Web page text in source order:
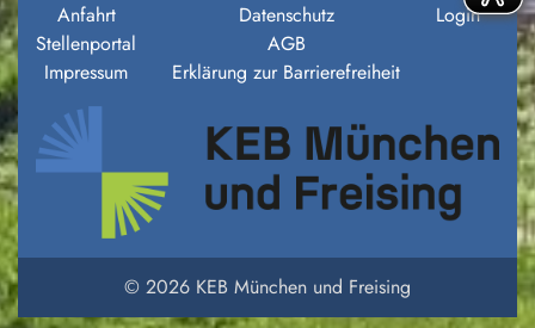
Anfahrt
Stellenportal
Impressum
Datenschutz
AGB
Erklärung zur Barrierefreiheit
Login
© 2026 KEB München und Freising